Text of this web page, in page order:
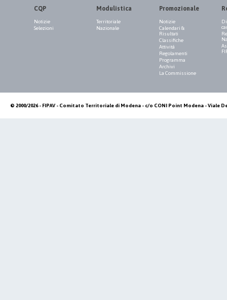
CQP
Notizie
Selezioni
Modulistica
Territoriale
Nazionale
Promozionale
Notizie
Calendari &
Risultati
Classifiche
Attività
Regolamenti
Programma
Archivi
La Commissione
© 2000/2026 - FIPAV - Comitato Territoriale di Modena - c/o CONI Point Modena - Viale